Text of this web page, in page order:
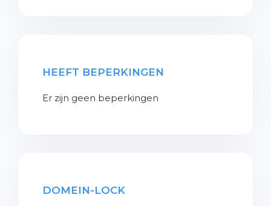
HEEFT BEPERKINGEN
Er zijn geen beperkingen
DOMEIN-LOCK